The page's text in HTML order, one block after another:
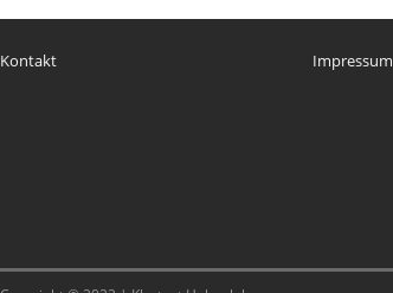
Kontakt Impressum